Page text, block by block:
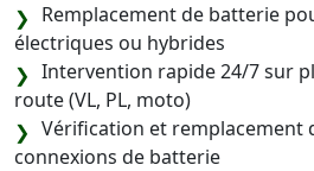
Remplacement de batterie
électriques ou hybrides
Intervention rapide 24/7 sur
route (VL, PL, moto)
Vérification et remplacement
connexions de batterie